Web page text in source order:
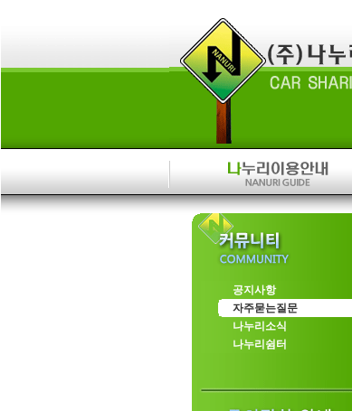
공지사항
자주묻는질문
나누리소식
나누리쉼터